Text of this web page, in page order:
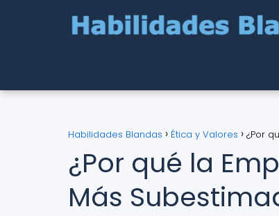
Habilidades Blandas Ética y Valores ¿Por
¿Por qué la
Más